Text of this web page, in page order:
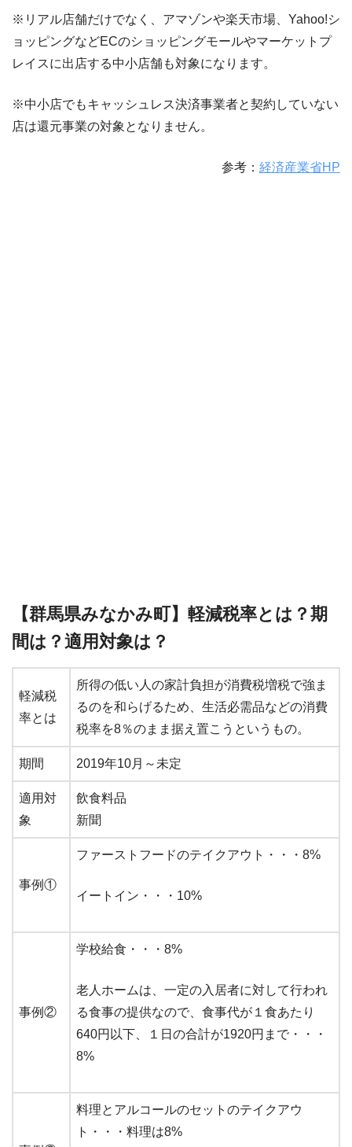
※リアル店舗だけでなく、アマゾンや楽天市場、Yahoo!シ
ョッピングなどECのショッピングモールやマーケットプ
レイスに出店する中小店舗も対象になります。
※中小店でもキャッシュレス決済事業者と契約していない
店は還元事業の対象となりません。
参考： 経済産業省HP
【群馬県みなかみ町】軽減税率とは？期
間は？適用対象は？
軽減税
率とは
所得の低い人の家計負担が消費税増税で強ま
るのを和らげるため、生活必需品などの消費
税率を8％のまま据え置こうというもの。
期間 2019年10月～未定
適用対
象
飲食料品
新聞
事例①
ファーストフードのテイクアウト・・・8%
イートイン・・・10%
事例②
学校給食・・・8%
老人ホームは、一定の入居者に対して行われ
る食事の提供なので、食事代が１食あたり
640円以下、１日の合計が1920円まで・・・
8%
料理とアルコールのセットのテイクアウ
ト・・・料理は8%